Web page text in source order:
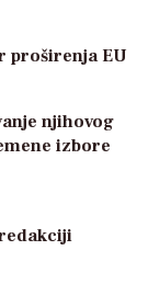
proširenja EU
njihovog
izbore